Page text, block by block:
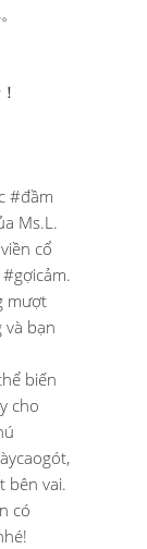
#đầm
Ms.L.
cổ
mượt
và bạn
biến
cho
bên vai.
có